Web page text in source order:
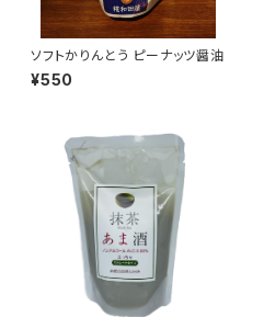
ソフトかりんとう ピーナッツ醤油
¥550